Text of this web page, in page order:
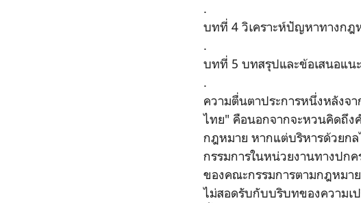
.
บทที่ 4 วิเคราะห์ปัญหาทางกฎ
.
บทที่ 5 บทสรุปและข้อเสนอแนะ
.
ความตื่นตาประการหนึ่งหลังจ
ไทย" คือนอกจากจะหวนคิดถึง
กฎหมาย หากแต่บริหารด้วยกล
กรรมการในหน่วยงานทางปก
ของคณะกรรมการตามกฎหมา
ไม่สอดรับกับบริบทของความเ